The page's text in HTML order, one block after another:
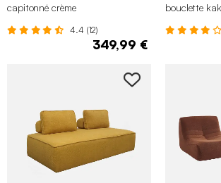
capitonné crème
4.4 (12)
349,99 €
bouclette